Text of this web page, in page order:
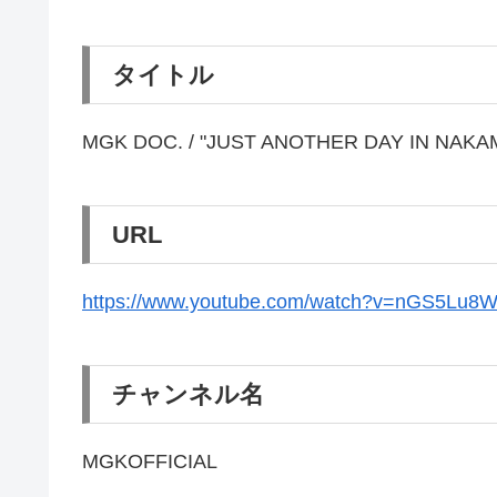
タイトル
MGK DOC. / "JUST ANOTHER DAY IN
URL
https://www.youtube.com/
チャンネル名
MGKOFFICIAL